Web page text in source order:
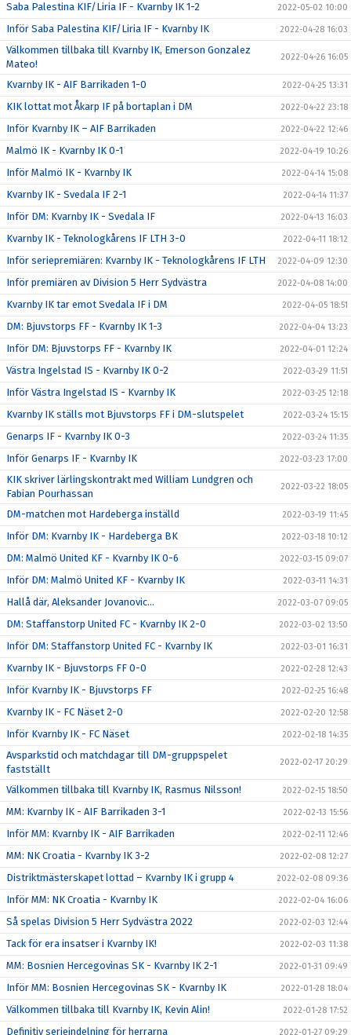
Saba Palestina KIF/Liria IF - Kvarnby IK 1-2 2022-05-02 10:00
Inför Saba Palestina KIF/Liria IF - Kvarnby IK 2022-04-28 16:03
Välkommen tillbaka till Kvarnby IK, Emerson Gonzalez
Mateo!
2022-04-26 16:05
Kvarnby IK - AIF Barrikaden 1-0 2022-04-25 13:31
KIK lottat mot Åkarp IF på bortaplan i DM 2022-04-22 23:18
Inför Kvarnby IK – AIF Barrikaden 2022-04-22 12:46
Malmö IK - Kvarnby IK 0-1 2022-04-19 10:26
Inför Malmö IK - Kvarnby IK 2022-04-14 15:08
Kvarnby IK - Svedala IF 2-1 2022-04-14 11:37
Inför DM: Kvarnby IK - Svedala IF 2022-04-13 16:03
Kvarnby IK - Teknologkårens IF LTH 3-0 2022-04-11 18:12
Inför seriepremiären: Kvarnby IK - Teknologkårens IF LTH 2022-04-09 12:30
Inför premiären av Division 5 Herr Sydvästra 2022-04-08 14:00
Kvarnby IK tar emot Svedala IF i DM 2022-04-05 18:51
DM: Bjuvstorps FF - Kvarnby IK 1-3 2022-04-04 13:23
Inför DM: Bjuvstorps FF - Kvarnby IK 2022-04-01 12:24
Västra Ingelstad IS - Kvarnby IK 0-2 2022-03-29 11:51
Inför Västra Ingelstad IS - Kvarnby IK 2022-03-25 12:18
Kvarnby IK ställs mot Bjuvstorps FF i DM-slutspelet 2022-03-24 15:15
Genarps IF - Kvarnby IK 0-3 2022-03-24 11:35
Inför Genarps IF - Kvarnby IK 2022-03-23 17:00
KIK skriver lärlingskontrakt med William Lundgren och
Fabian Pourhassan
2022-03-22 18:05
DM-matchen mot Hardeberga inställd 2022-03-19 11:45
Inför DM: Kvarnby IK - Hardeberga BK 2022-03-18 10:12
DM: Malmö United KF - Kvarnby IK 0-6 2022-03-15 09:07
Inför DM: Malmö United KF - Kvarnby IK 2022-03-11 14:31
Hallå där, Aleksander Jovanovic... 2022-03-07 09:05
DM: Staffanstorp United FC - Kvarnby IK 2-0 2022-03-02 13:50
Inför DM: Staffanstorp United FC - Kvarnby IK 2022-03-01 16:31
Kvarnby IK - Bjuvstorps FF 0-0 2022-02-28 12:43
Inför Kvarnby IK - Bjuvstorps FF 2022-02-25 16:48
Kvarnby IK - FC Näset 2-0 2022-02-20 12:58
Inför Kvarnby IK - FC Näset 2022-02-18 14:35
Avsparkstid och matchdagar till DM-gruppspelet
fastställt
2022-02-17 20:29
Välkommen tillbaka till Kvarnby IK, Rasmus Nilsson! 2022-02-15 18:50
MM: Kvarnby IK - AIF Barrikaden 3-1 2022-02-13 15:56
Inför MM: Kvarnby IK - AIF Barrikaden 2022-02-11 12:46
MM: NK Croatia - Kvarnby IK 3-2 2022-02-08 12:27
Distriktmästerskapet lottad – Kvarnby IK i grupp 4 2022-02-08 09:36
Inför MM: NK Croatia - Kvarnby IK 2022-02-04 16:06
Så spelas Division 5 Herr Sydvästra 2022 2022-02-03 12:44
Tack för era insatser i Kvarnby IK! 2022-02-03 11:38
MM: Bosnien Hercegovinas SK - Kvarnby IK 2-1 2022-01-31 09:49
Inför MM: Bosnien Hercegovinas SK - Kvarnby IK 2022-01-28 18:04
Välkommen tillbaka till Kvarnby IK, Kevin Alin! 2022-01-28 17:52
Definitiv serieindelning för herrarna 2022-01-27 09:29